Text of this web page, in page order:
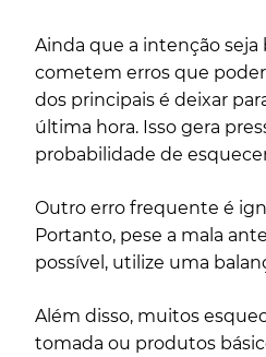
Ainda que a intenção
cometem erros que
dos principais é deixar
última hora. Isso gera
probabilidade de
Outro erro frequente é
Portanto, pese a mala
possível, utilize uma
Além disso, muitos
tomada ou produtos